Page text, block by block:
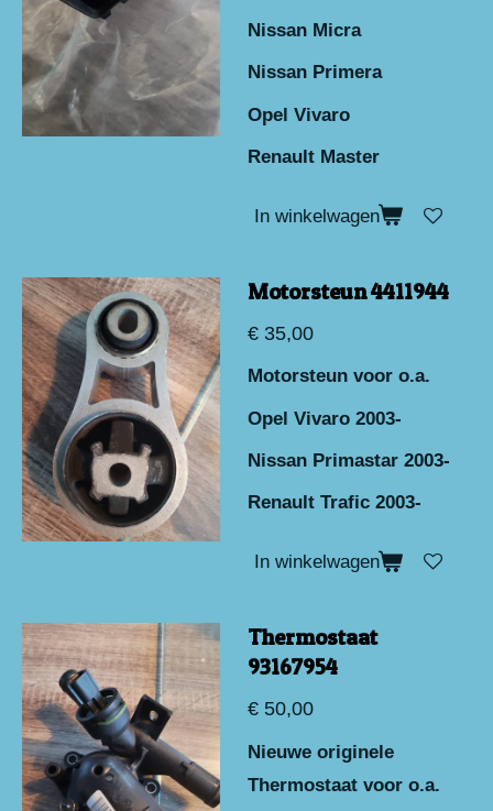
Nissan Micra
Nissan Primera
Opel Vivaro
Renault Master
In winkelwagen
Motorsteun 4411944
€ 35,00
Motorsteun voor o.a.
Opel Vivaro 2003-
Nissan Primastar 2003-
Renault Trafic 2003-
In winkelwagen
Thermostaat
93167954
€ 50,00
Nieuwe originele
Thermostaat voor o.a.